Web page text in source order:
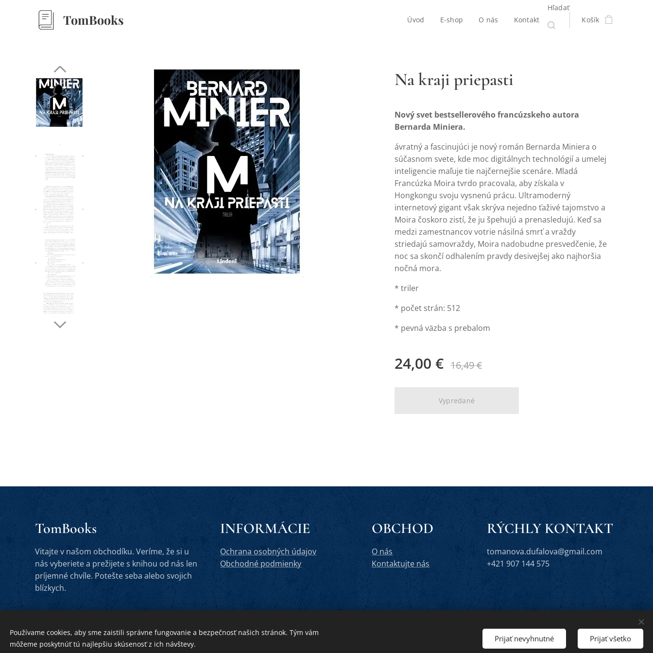
TomBooks Úvod E-shop O nás Kontakt
Hľadať
Košík
Na kraji priepasti
Nový svet bestsellerového francúzskeho autora
Bernarda Miniera.
ávratný a fascinujúci je nový román Bernarda Miniera o
súčasnom svete, kde moc digitálnych technológií a umelej
inteligencie maľuje tie najčernejšie scenáre. Mladá
Francúzka Moira tvrdo pracovala, aby získala v
Hongkongu svoju vysnenú prácu. Ultramoderný
internetový gigant však skrýva nejedno ťaživé tajomstvo a
Moira čoskoro zistí, že ju špehujú a prenasledujú. Keď sa
medzi zamestnancov votrie násilná smrť a vraždy
striedajú samovraždy, Moira nadobudne presvedčenie, že
noc sa skončí odhalením pravdy desivejšej ako najhoršia
nočná mora.
* triler
* počet strán: 512
* pevná väzba s prebalom
24,00 € 16,49€
Vypredané
TomBooks
Vitajte v našom obchodíku. Veríme, že si u
nás vyberiete a prežijete s knihou od nás len
príjemné chvíle. Potešte seba alebo svojich
blízkych.
INFORMÁCIE
Ochrana osobných údajov
Obchodné podmienky
OBCHOD
O nás
Kontaktujte nás
RÝCHLY KONTAKT
tomanova.dufalova@gmail.com
+421 907 144 575
Používame cookies, aby sme zaistili správne fungovanie a bezpečnosť našich stránok. Tým vám
môžeme poskytnúť tú najlepšiu skúsenosť z ich návštevy.
Prijať nevyhnutné Prijať všetko